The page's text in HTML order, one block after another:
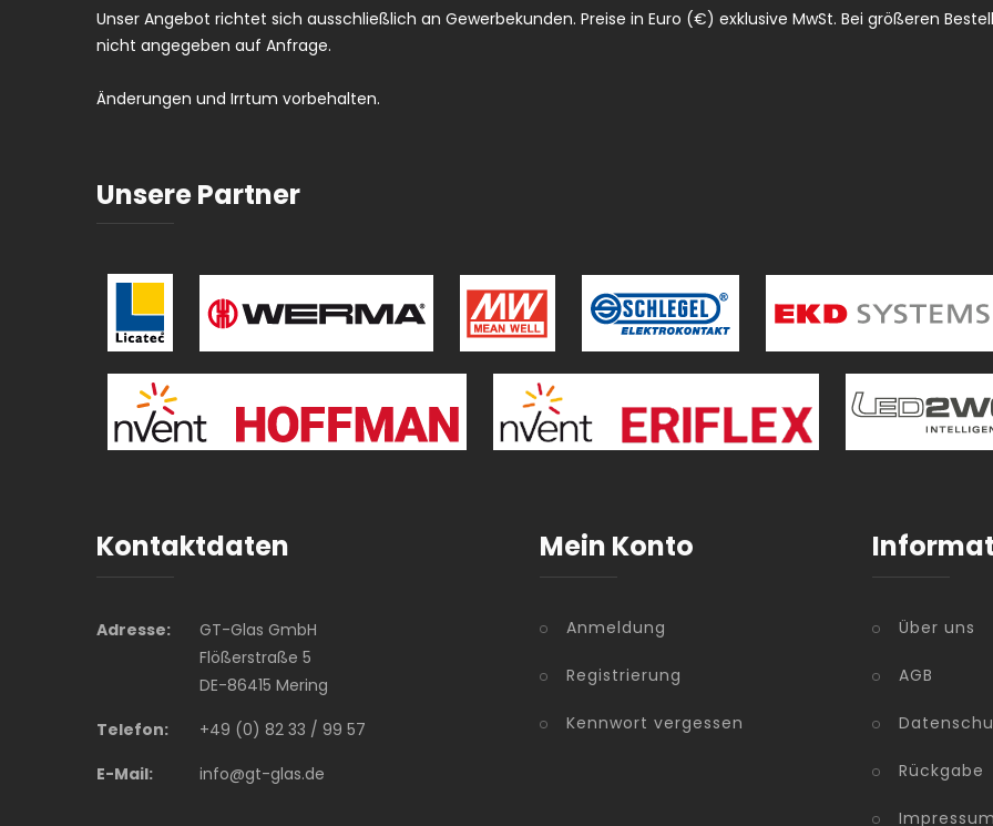
Unser Angebot richtet sich ausschließlich an Gewerbekunden. Preise in Euro (€) exklusive MwSt. Bei größeren
nicht angegeben auf Anfrage.
Änderungen und Irrtum vorbehalten.
Unsere Partner
Kontaktdaten
Adresse:
GT-Glas GmbH
Flößerstraße 5
DE-86415 Mering
Telefon:
+49 (0) 82 33 / 99 57
E-Mail:
info@gt-glas.de
Mein Konto
Anmeldung
Registrierung
Kennwort vergessen
Über uns
AGB
Rückgabe